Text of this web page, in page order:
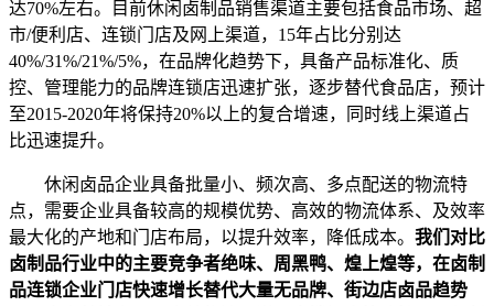
达70%左右。目前休闲卤制品销售渠道主要包括食品市场、超
市/便利店、连锁门店及网上渠道，15年占比分别达
40%/31%/21%/5%，在品牌化趋势下，具备产品标准化、质
控、管理能力的品牌连锁店迅速扩张，逐步替代食品店，预计
至2015-2020年将保持20%以上的复合增速，同时线上渠道占
比迅速提升。
休闲卤品企业具备批量小、频次高、多点配送的物流特
点，需要企业具备较高的规模优势、高效的物流体系、及效率
最大化的产地和门店布局，以提升效率，降低成本。 我们对比
卤制品行业中的主要竞争者绝味、周黑鸭、煌上煌等，在卤制
品连锁企业门店快速增长替代大量无品牌、街边店卤品趋势